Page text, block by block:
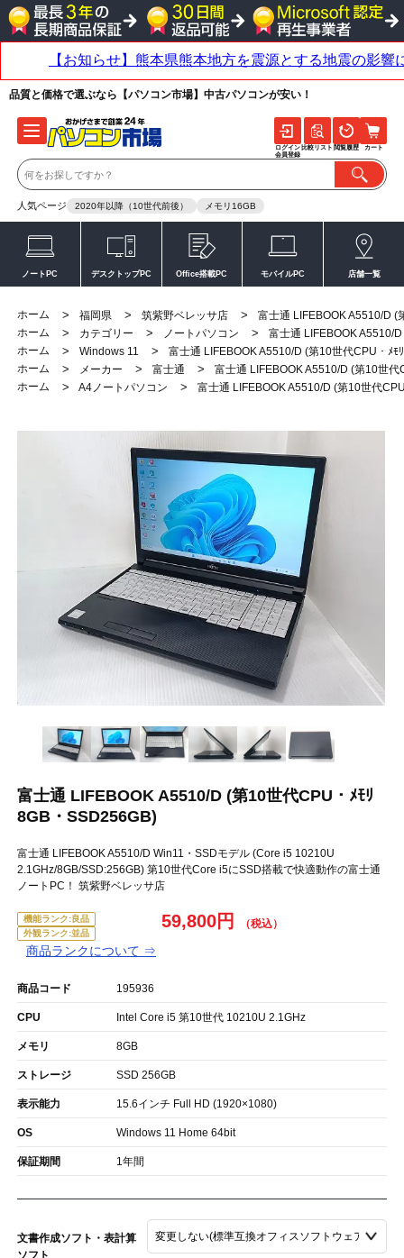
品質と価格で選ぶなら【パソコン市場】中古パソコンが安い！
人気ページ 2020年以降（10世代前後） メモリ16GB
ログイン
会員登録
比較リスト 閲覧履歴 カート
ノートPC デスクトップPC Office搭載PC モバイルPC 店舗一覧
ホーム > 福岡県 > 筑紫野ベレッサ店 >
富士通 LIFEBOOK A5510/D (
ホーム
> カテゴリー > ノートパソコン >
富士通 LIFEBOOK A5510/
ホーム
> Windows 11 >
富士通 LIFEBOOK A5510/D (第10世代CPU・ﾒﾓ
ホーム
> メーカー > 富士通 >
富士通 LIFEBOOK A5510/D (第10世
ホーム
> A4ノートパソコン > 富士通 LIFEBOOK A5510/D (第10世代
富士通 LIFEBOOK A5510/D (第10世代CPU・ﾒﾓﾘ
8GB・SSD256GB)
富士通 LIFEBOOK A5510/D Win11・SSDモデル (Core i5 10210U
2.1GHz/8GB/SSD:256GB) 第10世代Core i5にSSD搭載で快適動作の富士通
ノートPC！ 筑紫野ベレッサ店
機能ランク:良品
外観ランク:並品
商品ランクについて ⇒
59,800円
商品コード 195936
CPU Intel Core i5 第10世代 10210U 2.1GHz
メモリ 8GB
ストレージ SSD 256GB
表示能力 15.6インチ Full HD (1920×1080)
OS Windows 11 Home 64bit
保証期間 1年間
文書作成ソフト・表計算